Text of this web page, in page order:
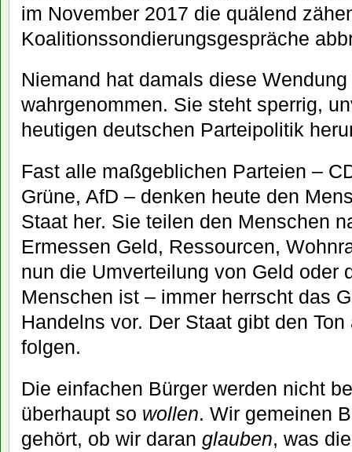
im November 2017 die quälend
Koalitionssondierungsgespräche
Niemand hat damals diese Wendung
wahrgenommen. Sie steht sperrig,
heutigen deutschen Parteipolitik
Fast alle maßgeblichen Parteien –
Grüne, AfD – denken heute den
Staat her. Sie teilen den Menschen
Ermessen Geld, Ressourcen,
nun die Umverteilung von Geld oder
Menschen ist – immer herrscht das
Handelns vor. Der Staat gibt den
folgen.
Die einfachen Bürger werden nicht
überhaupt so wollen. Wir gemeinen
gehört, ob wir daran glauben, was